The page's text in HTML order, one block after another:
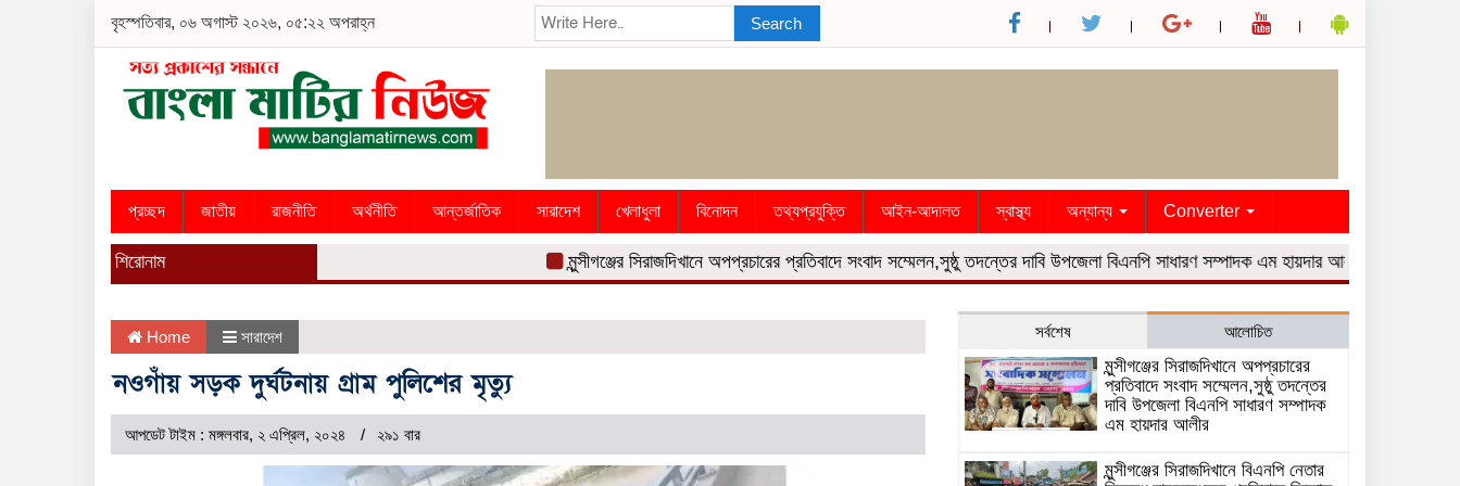
বৃহস্পতিবার, ০৬ অগাস্ট ২০২৬, ০৫:২২ অপরাহ্ন Search
প্রচ্ছদ জাতীয় রাজনীতি অর্থনীতি আন্তর্জাতিক সারাদেশ খেলাধুলা বিনোদন তথ্যপ্রযুক্তি আইন-আদালত স্বাস্থ্য অন্যান্য Converter
শিরোনাম মুন্সীগঞ্জের সিরাজদিখানে অপপ্রচারের প্রতিবাদে সংবাদ সম্মেলন,সুষ্ঠু তদন্তের দাবি উপজেলা বিএনপি সাধারণ সম্পাদক এম হায়দার আলীর
Home সারাদেশ
নওগাঁয় সড়ক দুর্ঘটনায় গ্রাম পুলিশের মৃত্যু
আপডেট টাইম : মঙ্গলবার, ২ এপ্রিল, ২০২৪ ২৯১ বার
সর্বশেষ আলোচিত
মুন্সীগঞ্জের সিরাজদিখানে অপপ্রচারের
প্রতিবাদে সংবাদ সম্মেলন,সুষ্ঠু তদন্তের
দাবি উপজেলা বিএনপি সাধারণ সম্পাদক
এম হায়দার আলীর
মুন্সীগঞ্জের সিরাজদিখানে বিএনপি নেতার